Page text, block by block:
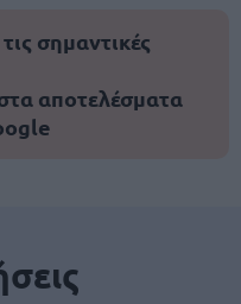
σημαντικές
αποτελέσματα